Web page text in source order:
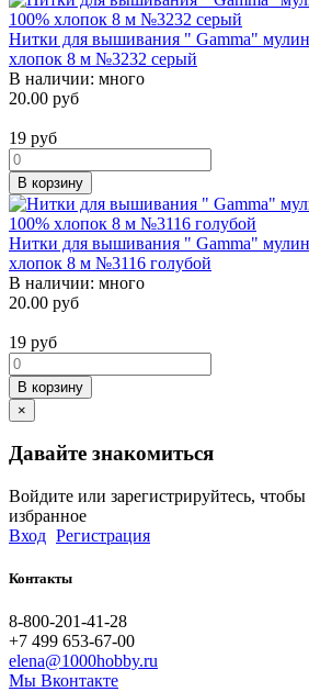
Нитки для вышивания " Gamma"
хлопок 8 м №3232 серый
В наличии: много
20.00 руб
19 руб
В корзину
Нитки для вышивания " Gamma"
хлопок 8 м №3116 голубой
В наличии: много
20.00 руб
19 руб
В корзину
×
Давайте знакомиться
Войдите или зарегистрируйтесь,
избранное
Вход Регистрация
Контакты
8-800-201-41-28
+7 499 653-67-00
elena@1000hobby.ru
Мы Вконтакте